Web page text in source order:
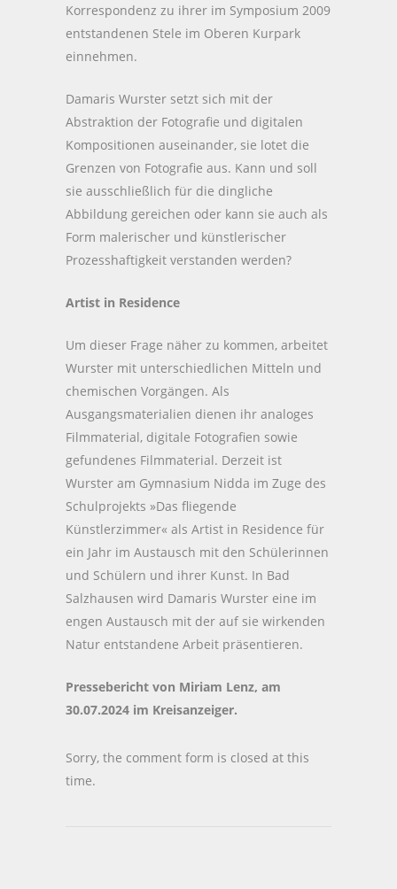
Korrespondenz zu ihrer im Symposium 2009
entstandenen Stele im Oberen Kurpark
einnehmen.
Damaris Wurster setzt sich mit der
Abstraktion der Fotografie und digitalen
Kompositionen auseinander, sie lotet die
Grenzen von Fotografie aus. Kann und soll
sie ausschließlich für die dingliche
Abbildung gereichen oder kann sie auch als
Form malerischer und künstlerischer
Prozesshaftigkeit verstanden werden?
Artist in Residence
Um dieser Frage näher zu kommen, arbeitet
Wurster mit unterschiedlichen Mitteln und
chemischen Vorgängen. Als
Ausgangsmaterialien dienen ihr analoges
Filmmaterial, digitale Fotografien sowie
gefundenes Filmmaterial. Derzeit ist
Wurster am Gymnasium Nidda im Zuge des
Schulprojekts »Das fliegende
Künstlerzimmer« als Artist in Residence für
ein Jahr im Austausch mit den Schülerinnen
und Schülern und ihrer Kunst. In Bad
Salzhausen wird Damaris Wurster eine im
engen Austausch mit der auf sie wirkenden
Natur entstandene Arbeit präsentieren.
Pressebericht von Miriam Lenz, am
30.07.2024 im Kreisanzeiger.
Sorry, the comment form is closed at this
time.